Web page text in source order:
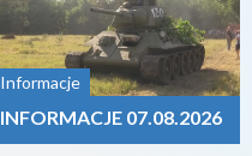
Informacje
INFORMACJE 07.08.2026